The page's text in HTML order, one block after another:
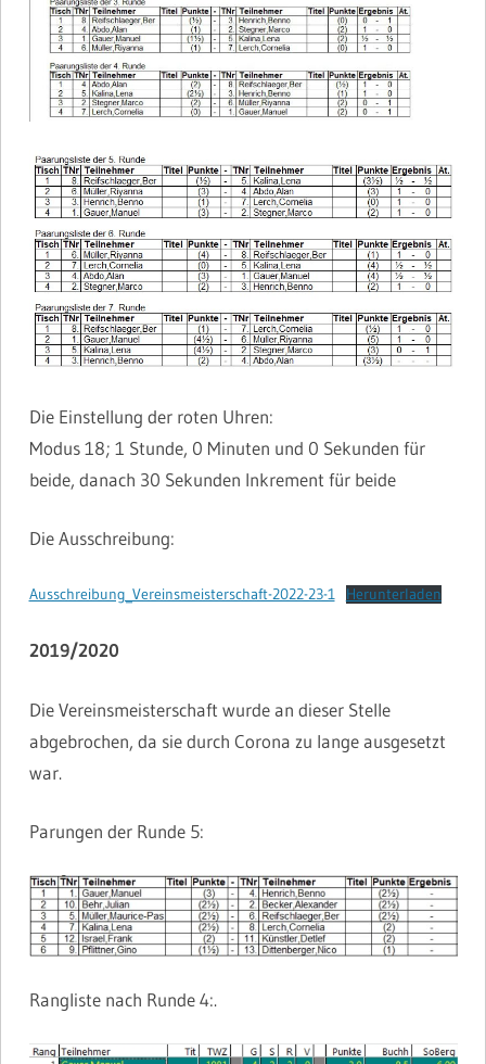
Die Einstellung der roten Uhren:
Modus 18; 1 Stunde, 0 Minuten und 0 Sekunden für
beide, danach 30 Sekunden Inkrement für beide
Die Ausschreibung:
Ausschreibung_Vereinsmeisterschaft-2022-23-1 Herunterladen
2019/2020
Die Vereinsmeisterschaft wurde an dieser Stelle
abgebrochen, da sie durch Corona zu lange ausgesetzt
war.
Parungen der Runde 5:
Rangliste nach Runde 4:.